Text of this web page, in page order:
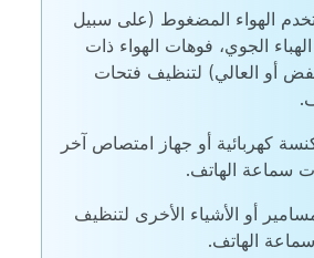
الهواء المضغوط (على سبيل
الجوي، فوهات الهواء ذات
أو العالي) لتنظيف فتحات
كهربائية أو جهاز امتصاص آخر
سماعة الهاتف.
أو الأشياء الأخرى لتنظيف
الهاتف.